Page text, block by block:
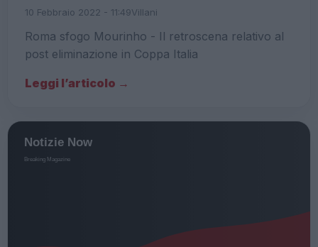
10 Febbraio 2022 - 11:49Villani
Roma sfogo Mourinho - Il retroscena relativo al
post eliminazione in Coppa Italia
Leggi l’articolo →